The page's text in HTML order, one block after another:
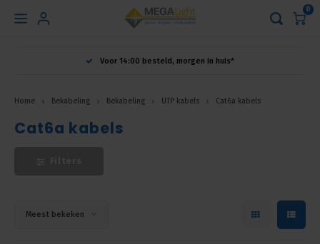
Hoofdmenu
Nederlands
Français
0
Voor 14:00 besteld, morgen in huis*
Home Bekabeling Bekabeling UTP kabels Cat6a kabels
Cat6a kabels
Meest bekeken